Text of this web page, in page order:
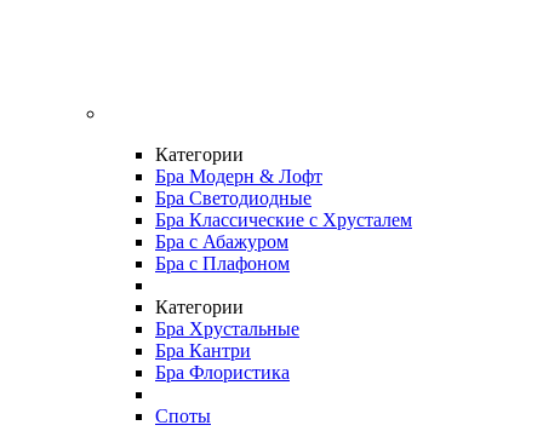
Категории
Бра Модерн & Лофт
Бра Светодиодные
Бра Классические с Хрусталем
Бра с Абажуром
Бра с Плафоном
Категории
Бра Хрустальные
Бра Кантри
Бра Флористика
Споты